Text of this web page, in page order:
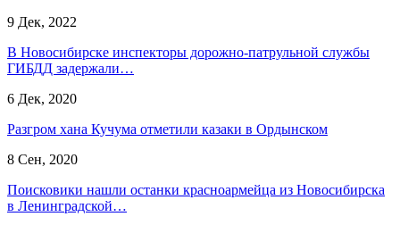
9 Дек, 2022
В Новосибирске инспекторы дорожно-патрульной службы
ГИБДД задержали…
6 Дек, 2020
Разгром хана Кучума отметили казаки в Ордынском
8 Сен, 2020
Поисковики нашли останки красноармейца из Новосибирска
в Ленинградской…